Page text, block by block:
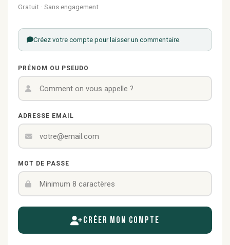
Gratuit · Sans engagement
Créez votre compte pour laisser un commentaire.
PRÉNOM OU PSEUDO
ADRESSE EMAIL
MOT DE PASSE
Créer mon compte